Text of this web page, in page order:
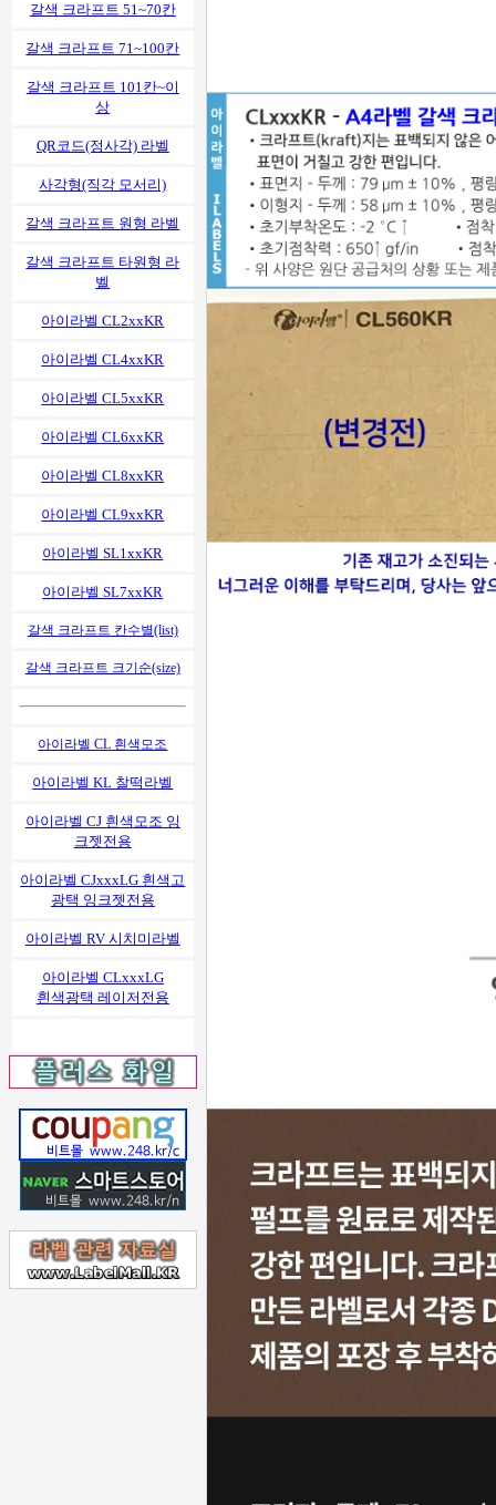
갈색 크라프트 51~70칸
갈색 크라프트 71~100칸
갈색 크라프트 101칸~이
상
QR코드(정사각) 라벨
사각형(직각 모서리)
갈색 크라프트 원형 라벨
갈색 크라프트 타원형 라
벨
아이라벨 CL2xxKR
아이라벨 CL4xxKR
아이라벨 CL5xxKR
아이라벨 CL6xxKR
아이라벨 CL8xxKR
아이라벨 CL9xxKR
아이라벨 SL1xxKR
아이라벨 SL7xxKR
갈색 크라프트 칸수별(list)
갈색 크라프트 크기순(size)
아이라벨 CL 흰색모조
아이라벨 KL 찰떡라벨
아이라벨 CJ 흰색모조 잉
크젯전용
아이라벨 CJxxxLG 흰색고
광택 잉크젯전용
아이라벨 RV 시치미라벨
아이라벨 CLxxxLG
흰색광택 레이저전용